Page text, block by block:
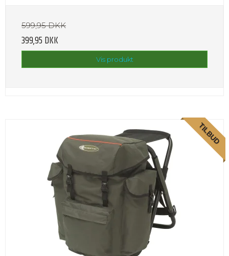
599,95 DKK
399,95 DKK
Vis produkt
TILBUD